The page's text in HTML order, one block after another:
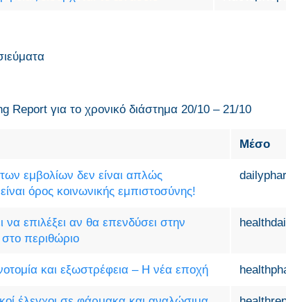
Report για τo χρονικό διάστημα 20/10 – 21/10
Μέσο
εμβολίων δεν είναι απλώς
όρος κοινωνικής εμπιστοσύνης!
επιλέξει αν θα επενδύσει στην
στο περιθώριο
και εξωστρέφεια – Η νέα εποχή